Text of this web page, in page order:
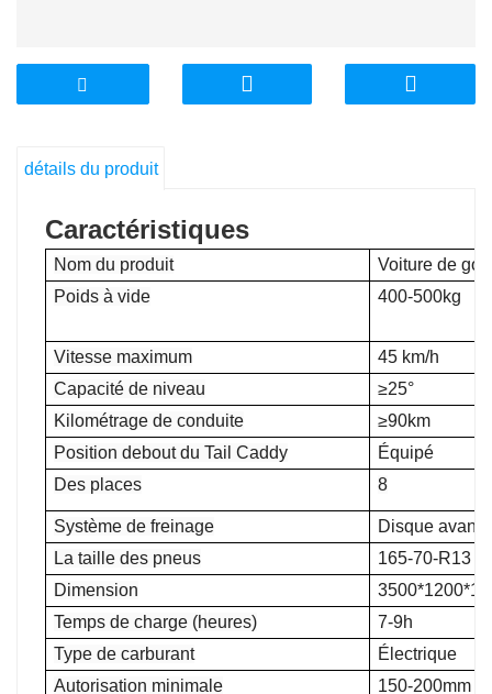
détails du produit
Caractéristiques
Nom du produit
Voiture de
Poids à vide
400-500kg
Vitesse maximum
45 km/h
Capacité de niveau
≥25°
Kilométrage de conduite
≥90km
Position debout du Tail Caddy
Équipé
Des places
8
Système de freinage
Disque
La taille des pneus
165-70-R13
Dimension
Temps de charge (heures)
7-9h
Type de carburant
Électrique
Autorisation minimale
150-200mm